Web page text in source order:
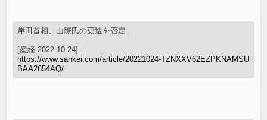
岸田首相、山際氏の更迭を否定
[産経 2022.10.24]
https://www.sankei.com/article/20221024-TZNXXV62EZPKNAMSU
BAA2654AQ/